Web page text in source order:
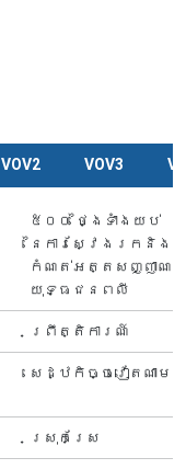
VOV2 VOV3
៥០០ ថ្ងៃទាំងយប់
នៃការស្វែងរកនិង
កំណត់អត្តសញ្ញាណ
យុទ្ធជនពលី
ព្រឹត្តិការណ៍
សេដ្ឋកិច្ចវៀតណាម
ស្រុកស្រែ